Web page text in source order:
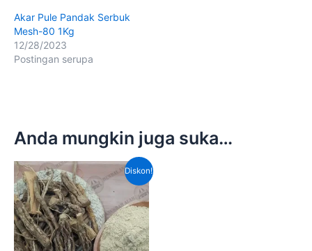
Akar Pule Pandak Serbuk
Mesh-80 1Kg
12/28/2023
Postingan serupa
Anda mungkin juga suka…
Diskon!
Harga
aslinya
adalah:
Rp420,000.00.
Harga
saat
ini
adalah:
Rp300,000.00.